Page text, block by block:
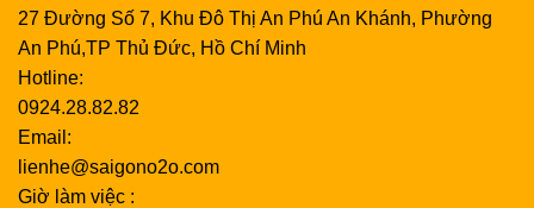
27 Đường Số 7, Khu Đô Thị An Phú An Khánh, Phường
An Phú,TP Thủ Đức, Hồ Chí Minh
Hotline:
0924.28.82.82
Email:
lienhe@saigono2o.com
Giờ làm việc :